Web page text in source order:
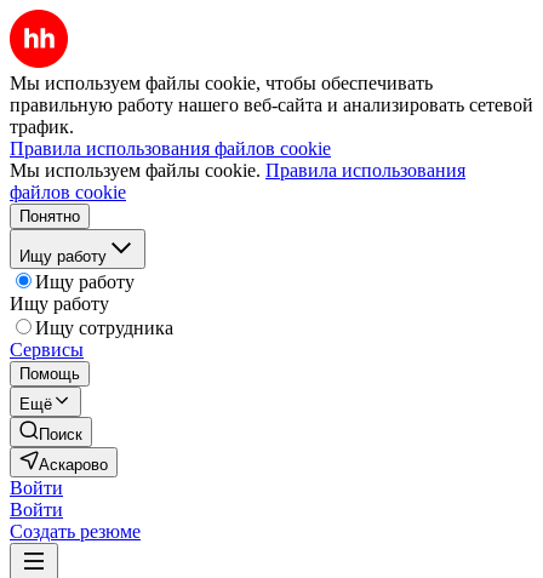
Мы используем файлы cookie, чтобы обеспечивать
правильную работу нашего веб-сайта и анализировать сетевой
трафик.
Правила использования файлов cookie
Мы используем файлы cookie. Правила использования
файлов cookie
Понятно
Ищу работу
Ищу работу
Ищу работу
Ищу сотрудника
Сервисы
Помощь
Ещё
Поиск
Аскарово
Войти
Войти
Создать резюме